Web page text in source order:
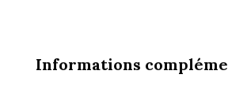
Informations